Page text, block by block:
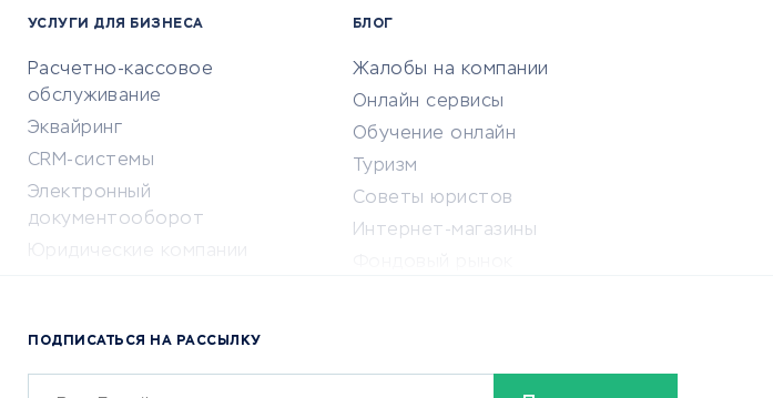
УСЛУГИ ДЛЯ БИЗНЕСА
Расчетно-кассовое
обслуживание
Эквайринг
CRM-системы
Электронный
документооборот
Юридические компании
Бухгалтерия онлайн
Онлайн-кассы
БЛОГ
Жалобы на компании
Онлайн сервисы
Обучение онлайн
Туризм
Советы юристов
Интернет-магазины
ПОДПИСАТЬСЯ НА РАССЫЛКУ